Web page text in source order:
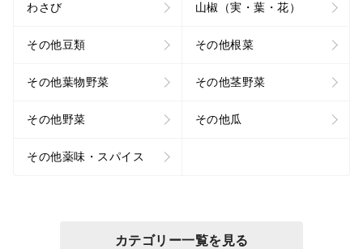
わさび 山椒（実・葉・花）
その他豆類 その他根菜
その他葉物野菜 その他茎野菜
その他野菜 その他瓜
その他薬味・スパイス
カテゴリー一覧を見る